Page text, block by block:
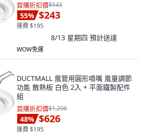
首購折扣價$543
55% $243
運費 $195
8/13 星期四 預計送達
WOW免運
DUCTMALL 風管用圓形噴嘴 風量調節
功能 散熱板 白色 2入 + 平面鐵製配件
組
首購折扣價$1,206
48% $626
運費 $195